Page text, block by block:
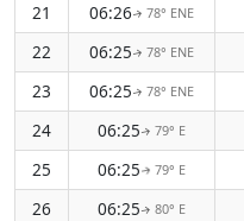
21
06:26↑ 78° ENE
22
06:25↑ 78° ENE
23
06:25↑ 78° ENE
24
06:25↑ 79° E
25
06:25↑ 79° E
26
06:25↑ 80° E